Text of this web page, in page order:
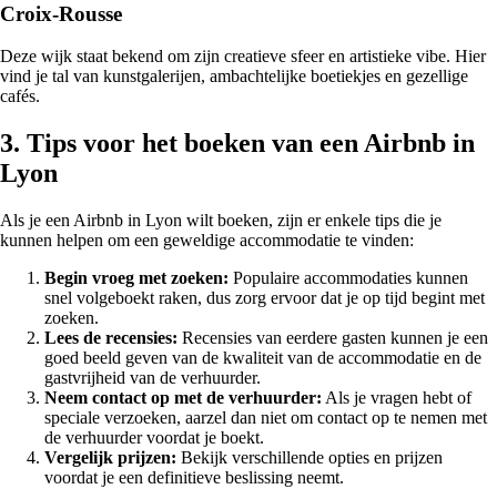
Croix-Rousse
Deze wijk staat bekend om zijn creatieve sfeer en artistieke vibe. Hier
vind je tal van kunstgalerijen, ambachtelijke boetiekjes en gezellige
cafés.
3. Tips voor het boeken van een Airbnb in
Lyon
Als je een Airbnb in Lyon wilt boeken, zijn er enkele tips die je
kunnen helpen om een geweldige accommodatie te vinden:
Begin vroeg met zoeken: Populaire accommodaties kunnen
snel volgeboekt raken, dus zorg ervoor dat je op tijd begint met
zoeken.
Lees de recensies: Recensies van eerdere gasten kunnen je een
goed beeld geven van de kwaliteit van de accommodatie en de
gastvrijheid van de verhuurder.
Neem contact op met de verhuurder: Als je vragen hebt of
speciale verzoeken, aarzel dan niet om contact op te nemen met
de verhuurder voordat je boekt.
Vergelijk prijzen: Bekijk verschillende opties en prijzen
voordat je een definitieve beslissing neemt.